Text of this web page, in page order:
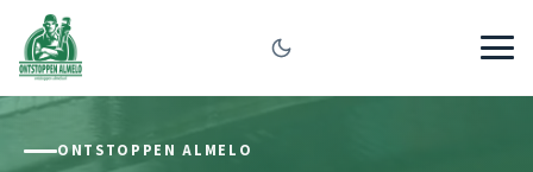
ONTSTOPPEN ALMELO